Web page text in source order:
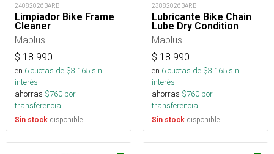
24082026BARB
Limpiador Bike Frame
Cleaner
Maplus
$ 18.990
en 6cuotas de $3.165sin
interés
ahorras $760 por
transferencia.
Sin stock disponible
23882026BARB
Lubricante Bike Chain
Lube Dry Condition
Maplus
$ 18.990
en 6cuotas de $3.165sin
interés
ahorras $760 por
transferencia.
Sin stock disponible